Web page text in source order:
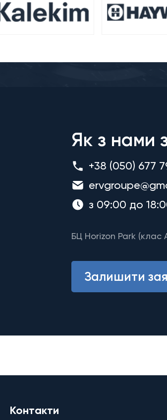
Як з нами
+38 (050) 677
з 09:00 до
БЦ Horizon Park (клас
Залишити
Контакти